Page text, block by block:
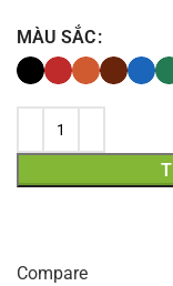
MÀU SẮC
Compare